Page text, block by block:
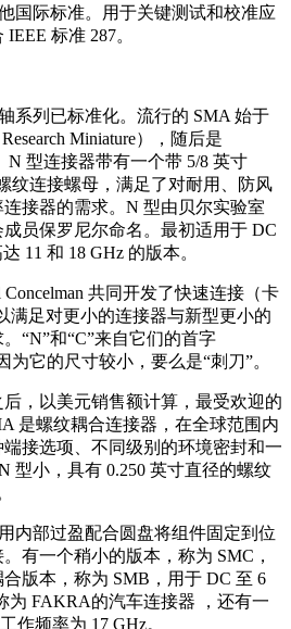
国际标准。用于关键测试和校准应
标准 287。
系列已标准化。流行的 SMA 始于​​
Miniature），随后是
N 型连接器带有一个带 5/8 英寸
纹连接螺母，满足了对耐用、防风
接器的需求。N 型由贝尔实验室
成员保罗尼尔命名。最初适用于 DC
11 和 18 GHz 的版本。
Concelman 共同开发了快速连接（卡
满足对更小的连接器与新型更小的
“N”和“C”来自它们的首字
为它的尺寸较小，要么是“刺刀”。
，以美元销售额计算，最受欢迎的
是螺纹耦合连接器，在全球范围内
接选项、不同级别的环境密封和一
型小，具有 0.250 英寸直径的螺纹
内部过盈配合圆盘将组件固定到位
有一个稍小的版本，称为 SMC，
版本，称为 SMB，用于 DC 至 6
为 FAKRA的汽车连接器 ，还有一
作频率为 17 GHz。